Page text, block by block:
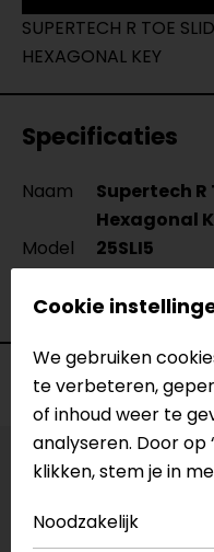
SUPERTECH R TOE
HEXAGONAL KEY
Specificaties
Naam
Supertech R
Hexagonal
Model
25SLI5
Merk
Alpinestars
Kleur
Zwart
Voorraad
Vestiging Apeldoorn
Vestiging Breda
Cookie
We gebruiken
te verbeteren,
of inhoud weer te
analyseren. Door op
klikken, stem je in
Noodzakelijk